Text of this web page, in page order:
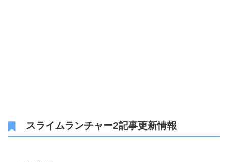
スライムランチャー2記事更新情報